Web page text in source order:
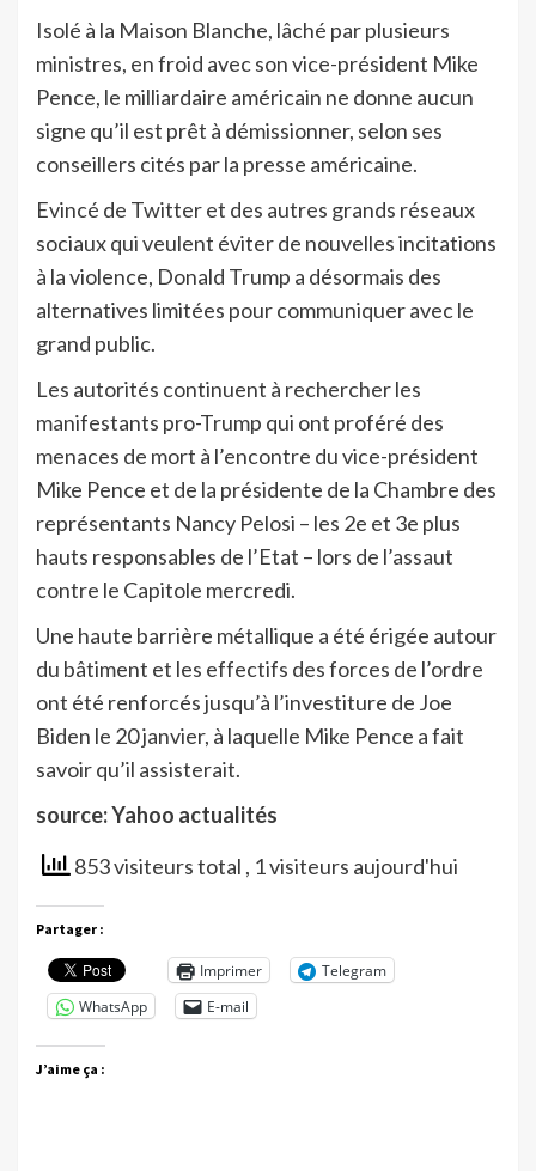
Isolé à la Maison Blanche, lâché par plusieurs
ministres, en froid avec son vice-président Mike
Pence, le milliardaire américain ne donne aucun
signe qu’il est prêt à démissionner, selon ses
conseillers cités par la presse américaine.
Evincé de Twitter et des autres grands réseaux
sociaux qui veulent éviter de nouvelles incitations
à la violence, Donald Trump a désormais des
alternatives limitées pour communiquer avec le
grand public.
Les autorités continuent à rechercher les
manifestants pro-Trump qui ont proféré des
menaces de mort à l’encontre du vice-président
Mike Pence et de la présidente de la Chambre des
représentants Nancy Pelosi – les 2e et 3e plus
hauts responsables de l’Etat – lors de l’assaut
contre le Capitole mercredi.
Une haute barrière métallique a été érigée autour
du bâtiment et les effectifs des forces de l’ordre
ont été renforcés jusqu’à l’investiture de Joe
Biden le 20 janvier, à laquelle Mike Pence a fait
savoir qu’il assisterait.
source: Yahoo actualités
853 visiteurs total , 1 visiteurs aujourd'hui
Partager :
Imprimer
Telegram
WhatsApp
E-mail
J’aime ça :